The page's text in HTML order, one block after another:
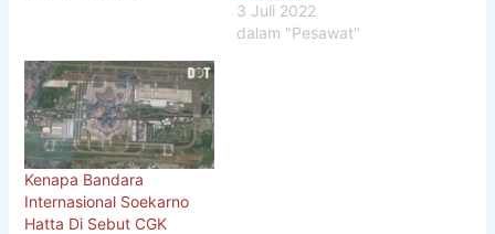
3 Juli 2022
dalam "Pesawat"
Kenapa Bandara
Internasional Soekarno
Hatta Di Sebut CGK